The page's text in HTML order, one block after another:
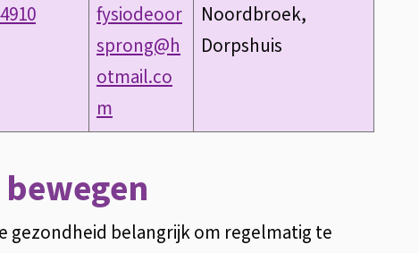
fysiodeoor
sprong@h
otmail.co
m
Noordbroek,
Dorpshuis
gezondheid belangrijk om regelmatig te